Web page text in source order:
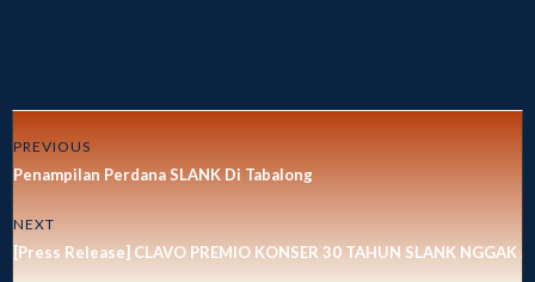
PREVIOUS
Penampilan Perdana SLANK Di Tabalong
NEXT
[Press Release] CLAVO PREMIO KONSER 30 TAHUN SLANK NGGAK